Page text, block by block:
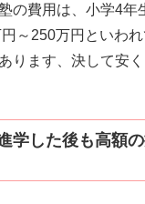
の費用は、小学4年
～250万円といわ
ります、決して安
した後も高額